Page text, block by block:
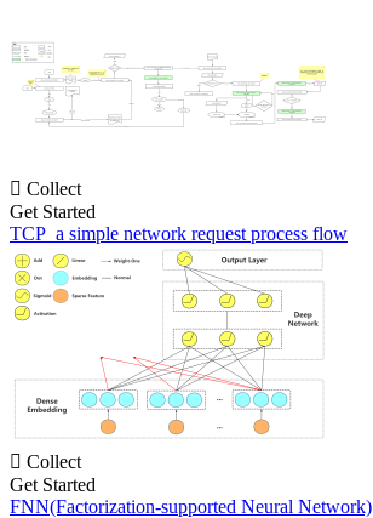
 Collect
Get Started
TCP_a simple network request process flow
 Collect
Get Started
FNN(Factorization-supported Neural Network)